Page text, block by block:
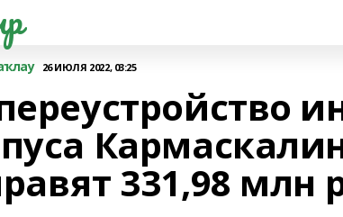
26 ИЮЛЯ 2022, 03:25
331,98 млн